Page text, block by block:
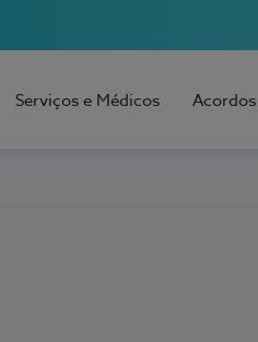
Serviços e Médicos Acordos